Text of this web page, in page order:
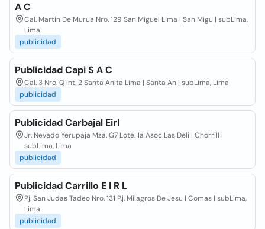
A C
Cal. Martin De Murua Nro. 129 San Miguel Lima | San Migu | subLima,
Lima
publicidad
Publicidad Capi S A C
Cal. 3 Nro. Q Int. 2 Santa Anita Lima | Santa An | subLima, Lima
publicidad
Publicidad Carbajal Eirl
Jr. Nevado Yerupaja Mza. G7 Lote. 1a Asoc Las Deli | Chorrill |
subLima, Lima
publicidad
Publicidad Carrillo E I R L
Pj. San Judas Tadeo Nro. 131 P.j. Milagros De Jesu | Comas | subLima,
Lima
publicidad